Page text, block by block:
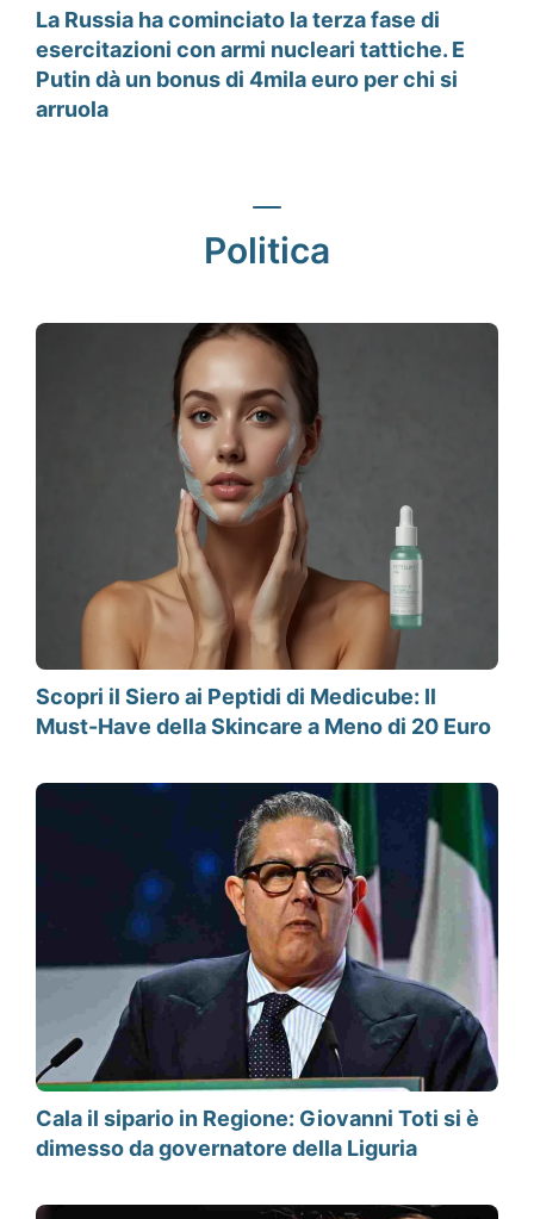
La Russia ha cominciato la terza fase di
esercitazioni con armi nucleari tattiche. E
Putin dà un bonus di 4mila euro per chi si
arruola
Politica
Scopri il Siero ai Peptidi di Medicube: Il
Must-Have della Skincare a Meno di 20 Euro
Cala il sipario in Regione: Giovanni Toti si è
dimesso da governatore della Liguria